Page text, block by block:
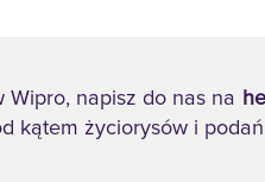
napisz do nas na
kątem życiorysów i